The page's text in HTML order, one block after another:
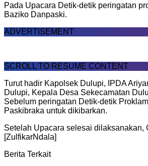
Pada Upacara Detik-detik peringatan
Baziko Danpaski.
ADVERTISEMENT
SCROLL TO RESUME CONTENT
Turut hadir Kapolsek Dulupi, IPDA
Dulupi, Kepala Desa Sekecamatan
Sebelum peringatan Detik-detik
Paskibraka untuk dikibarkan.
Setelah Upacara selesai
[ZulfikarNdala]
Berita Terkait